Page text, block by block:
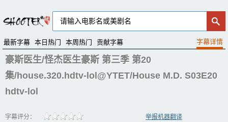
最新字幕 本日热门 本周热门 贡献字幕
豪斯医生/怪杰医生豪斯 第三季 第20
集/house.320.hdtv-lol@YTET/House M.D. S03E20
hdtv-lol
字幕评分：
举报机器翻译